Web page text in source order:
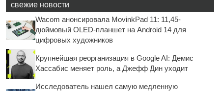
свежие новости
Wacom анонсировала MovinkPad 11: 11,45-
дюймовый OLED-планшет на Android 14 для
цифровых художников
Крупнейшая реорганизация в Google AI: Демис
Хассабис меняет роль, а Джефф Дин уходит
Исследователь нашел самую медленную